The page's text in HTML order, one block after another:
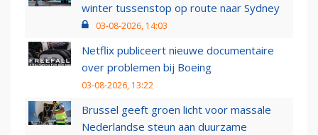
winter tussenstop op route naar Sydney
03-08-2026, 14:03
Netflix publiceert nieuwe documentaire
over problemen bij Boeing
03-08-2026, 13:22
Brussel geeft groen licht voor massale
Nederlandse steun aan duurzame